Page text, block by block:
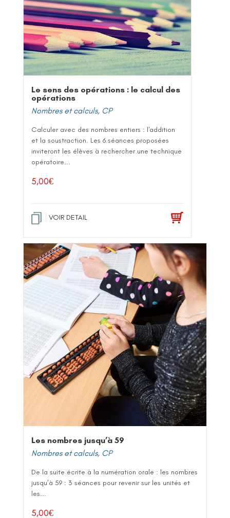
Le sens des opérations : le calcul des
opérations
Nombres et calculs, CP
Calculer avec des nombres entiers : l'addition
et la soustraction. Les 6 séances proposées
inviteront les élèves à rechercher une technique
opératoire...
5,00€
VOIR DETAIL
Les nombres jusqu’à 59
Nombres et calculs, CP
De la suite écrite à la numération orale : les nombres
jusqu’à 59 : 3 séances pour revenir sur les unités et
les...
5,00€